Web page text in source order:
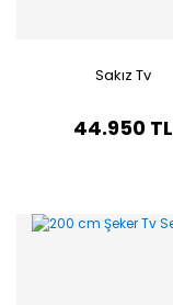
Sakız Tv
44.950 TL